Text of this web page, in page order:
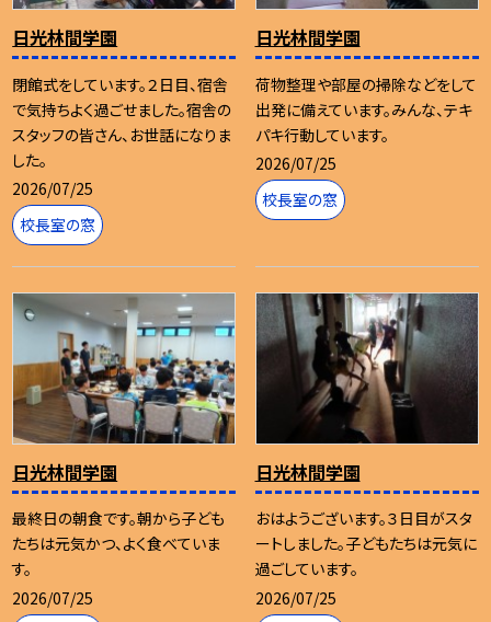
日光林間学園
閉館式をしています。２日目、宿舎
で気持ちよく過ごせました。宿舎の
スタッフの皆さん、お世話になりま
した。
2026/07/25
校長室の窓
日光林間学園
荷物整理や部屋の掃除などをして
出発に備えています。みんな、テキ
パキ行動しています。
2026/07/25
校長室の窓
日光林間学園
最終日の朝食です。朝から子ども
たちは元気かつ、よく食べていま
す。
2026/07/25
日光林間学園
おはようございます。３日目がスタ
ートしました。子どもたちは元気に
過ごしています。
2026/07/25